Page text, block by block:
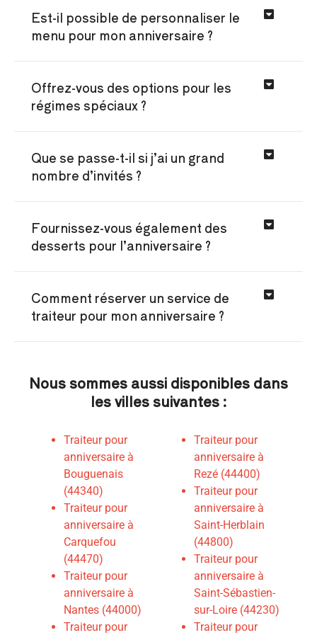
Est-il possible de personnaliser le
menu pour mon anniversaire ?
Offrez-vous des options pour les
régimes spéciaux ?
Que se passe-t-il si j’ai un grand
nombre d’invités ?
Fournissez-vous également des
desserts pour l’anniversaire ?
Comment réserver un service de
traiteur pour mon anniversaire ?
Nous sommes aussi disponibles dans
les villes suivantes :
Traiteur pour
anniversaire à
Bouguenais
(44340)
Traiteur pour
anniversaire à
Carquefou
(44470)
Traiteur pour
anniversaire à
Nantes (44000)
Traiteur pour
Traiteur pour
anniversaire à
Rezé (44400)
Traiteur pour
anniversaire à
Saint-Herblain
(44800)
Traiteur pour
anniversaire à
Saint-Sébastien-
sur-Loire (44230)
Traiteur pour